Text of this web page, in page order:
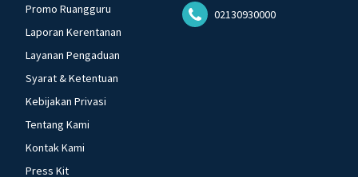
Promo Ruangguru
Laporan Kerentanan
Layanan Pengaduan
Syarat & Ketentuan
Kebijakan Privasi
Tentang Kami
Kontak Kami
Press Kit
02130930000